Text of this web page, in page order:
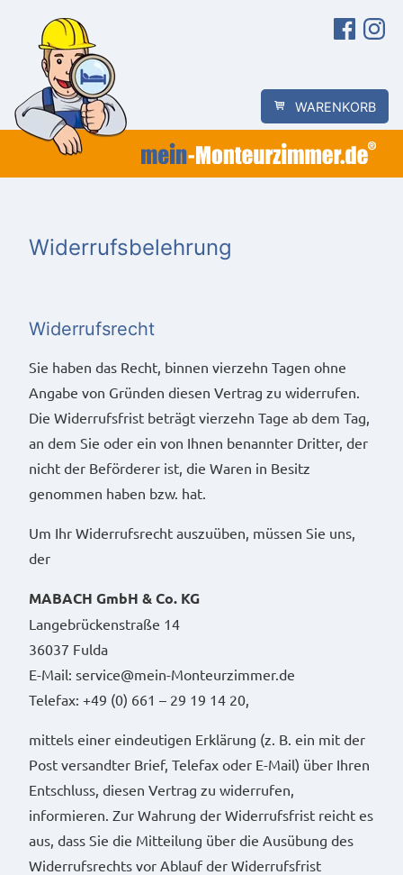
springen
Facebook
WARENKORB
Widerrufsbelehrung
Widerrufsrecht
Sie haben das Recht, binnen vierzehn Tagen ohne
Angabe von Gründen diesen Vertrag zu widerrufen.
Die Widerrufsfrist beträgt vierzehn Tage ab dem Tag,
an dem Sie oder ein von Ihnen benannter Dritter, der
nicht der Beförderer ist, die Waren in Besitz
genommen haben bzw. hat.
Um Ihr Widerrufsrecht auszuüben, müssen Sie uns,
der
MABACH GmbH & Co. KG
Langebrückenstraße 14
36037 Fulda
E-Mail: service@mein-Monteurzimmer.de
Telefax: +49 (0) 661 – 29 19 14 20,
mittels einer eindeutigen Erklärung (z. B. ein mit der
Post versandter Brief, Telefax oder E-Mail) über Ihren
Entschluss, diesen Vertrag zu widerrufen,
informieren. Zur Wahrung der Widerrufsfrist reicht es
aus, dass Sie die Mitteilung über die Ausübung des
Widerrufsrechts vor Ablauf der Widerrufsfrist